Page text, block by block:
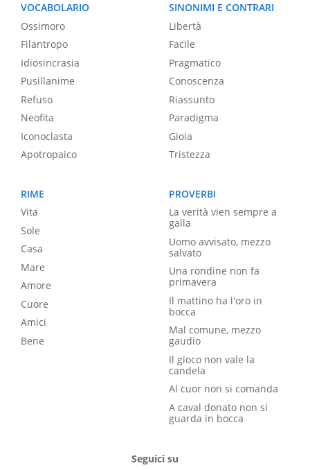
VOCABOLARIO
Ossimoro
Filantropo
Idiosincrasia
Pusillanime
Refuso
Neofita
Iconoclasta
Apotropaico
SINONIMI E CONTRARI
Libertà
Facile
Pragmatico
Conoscenza
Riassunto
Paradigma
Gioia
Tristezza
RIME
Vita
Sole
Casa
Mare
Amore
Cuore
Amici
Bene
PROVERBI
La verità vien sempre a
galla
Uomo avvisato, mezzo
salvato
Una rondine non fa
primavera
Il mattino ha l'oro in
bocca
Mal comune, mezzo
gaudio
Il gioco non vale la
candela
Al cuor non si comanda
A caval donato non si
guarda in bocca
Seguici su